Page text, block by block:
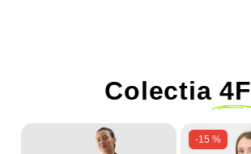
Colectia 4F
-15 %